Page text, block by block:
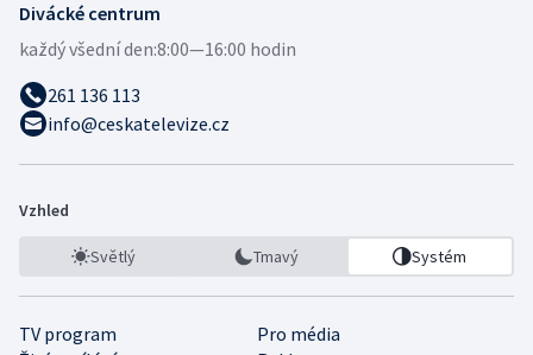
Divácké centrum
každý všední den:8:00—16:00 hodin
261 136 113
info@ceskatelevize.cz
Vzhled
Světlý Tmavý Systém
TV program
Pro média